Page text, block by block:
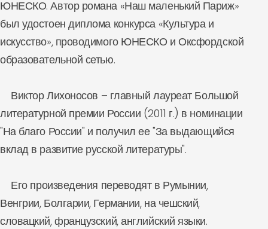
ЮНЕСКО. Автор романа «Наш маленький Париж»
был удостоен диплома конкурса «Культура и
искусство», проводимого ЮНЕСКО и Оксфордской
образовательной сетью.
Виктор Лихоносов – главный лауреат Большой
литературной премии России (2011 г.) в номинации
"На благо России" и получил ее "За выдающийся
вклад в развитие русской литературы".
Его произведения переводят в Румынии,
Венгрии, Болгарии, Германии, на чешский,
словацкий, французский, английский языки.